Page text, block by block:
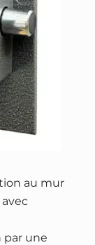
au mur
une